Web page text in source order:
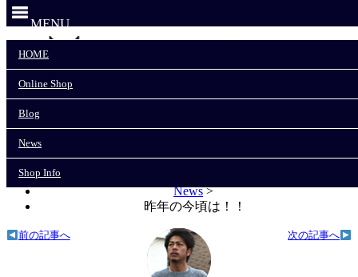
Online Shop
News
MENU
HOME
Online Shop
Blog
News
Shop Info
News>
昨年の今頃は！！
次の記事へ
前の記事へ